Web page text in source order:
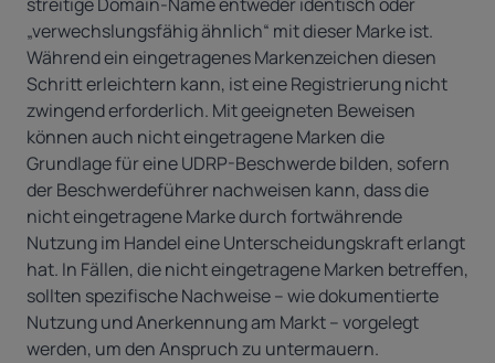
„verwechslungsfähig ähnlich“ mit dieser Marke ist.
Während ein eingetragenes Markenzeichen diesen
Schritt erleichtern kann, ist eine Registrierung nicht
zwingend erforderlich. Mit geeigneten Beweisen
können auch nicht eingetragene Marken die
Grundlage für eine UDRP-Beschwerde bilden, sofern
der Beschwerdeführer nachweisen kann, dass die
nicht eingetragene Marke durch fortwährende
Nutzung im Handel eine Unterscheidungskraft erlangt
hat. In Fällen, die nicht eingetragene Marken betreffen,
sollten spezifische Nachweise – wie dokumentierte
Nutzung und Anerkennung am Markt – vorgelegt
werden, um den Anspruch zu untermauern.